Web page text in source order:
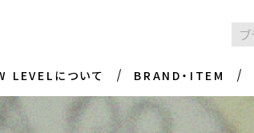
LEVELについて BRAND・ITEM